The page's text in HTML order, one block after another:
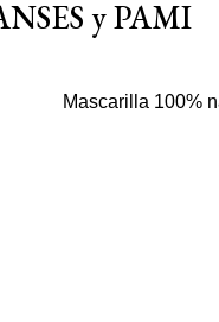
y PAMI